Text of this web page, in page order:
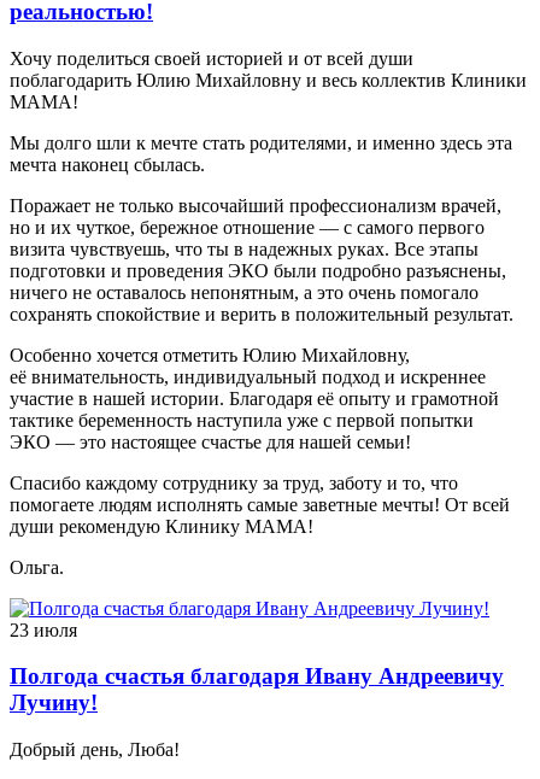
реальностью!
Хочу поделиться своей историей и от всей души
поблагодарить Юлию Михайловну и весь коллектив Клиники
МАМА!
Мы долго шли к мечте стать родителями, и именно здесь эта
мечта наконец сбылась.
Поражает не только высочайший профессионализм врачей,
но и их чуткое, бережное отношение — с самого первого
визита чувствуешь, что ты в надежных руках. Все этапы
подготовки и проведения ЭКО были подробно разъяснены,
ничего не оставалось непонятным, а это очень помогало
сохранять спокойствие и верить в положительный результат.
Особенно хочется отметить Юлию Михайловну,
её внимательность, индивидуальный подход и искреннее
участие в нашей истории. Благодаря её опыту и грамотной
тактике беременность наступила уже с первой попытки
ЭКО — это настоящее счастье для нашей семьи!
Спасибо каждому сотруднику за труд, заботу и то, что
помогаете людям исполнять самые заветные мечты! От всей
души рекомендую Клинику МАМА!
Ольга.
23 июля
Полгода счастья благодаря Ивану Андреевичу
Лучину!
Добрый день, Люба!